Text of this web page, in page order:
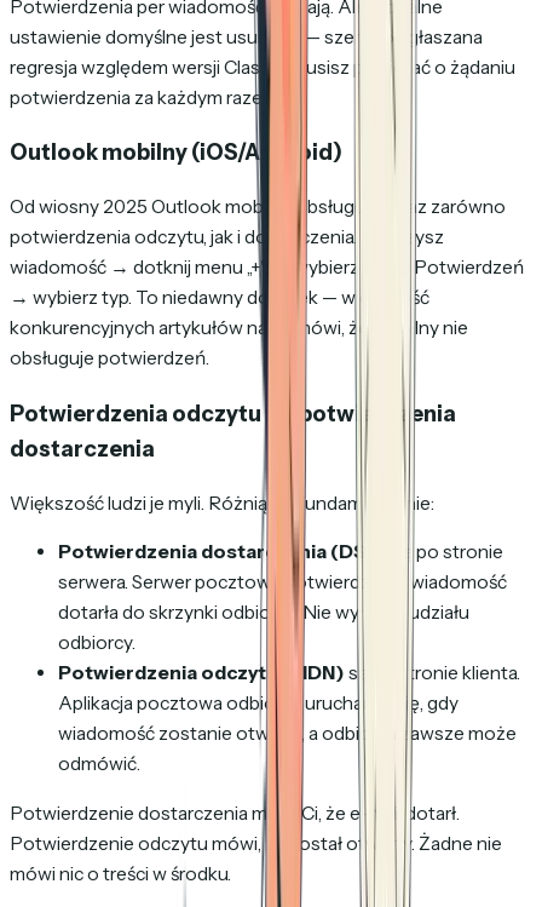
Potwierdzenia per wiadomość działają. Ale globalne
ustawienie domyślne jest usunięte — szeroko zgłaszana
regresja względem wersji Classic. Musisz pamiętać o żądaniu
potwierdzenia za każdym razem.
Outlook mobilny (iOS/Android)
Od wiosny 2025 Outlook mobilny obsługuje teraz zarówno
potwierdzenia odczytu, jak i dostarczenia. Tworzysz
wiadomość → dotknij menu „+" → wybierz ikonę Potwierdzeń
→ wybierz typ. To niedawny dodatek — większość
konkurencyjnych artykułów nadal mówi, że mobilny nie
obsługuje potwierdzeń.
Potwierdzenia odczytu vs. potwierdzenia
dostarczenia
Większość ludzi je myli. Różnią się fundamentalnie:
Potwierdzenia dostarczenia (DSN)
są po stronie
serwera. Serwer pocztowy potwierdza, że wiadomość
dotarła do skrzynki odbiorcy. Nie wymaga udziału
odbiorcy.
Potwierdzenia odczytu (MDN) są po stronie klienta.
Aplikacja pocztowa odbiorcy uruchamia się, gdy
wiadomość zostanie otwarta, a odbiorca zawsze może
odmówić.
Potwierdzenie dostarczenia mówi Ci, że e-mail dotarł.
Potwierdzenie odczytu mówi, że został otwarty. Żadne nie
mówi nic o treści w środku.